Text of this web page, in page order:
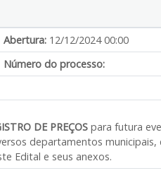
Abertura: 12/12/2024 00:00
Número do processo:
DE PREÇOS para futura
departamentos municipais,
Edital e seus anexos.